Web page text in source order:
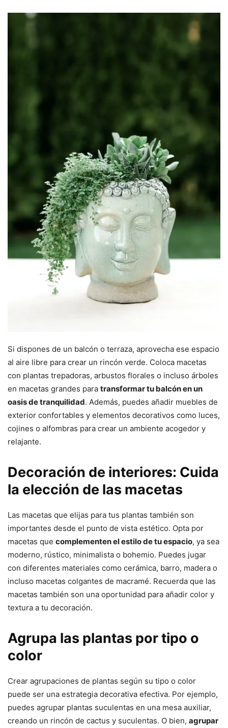
Si dispones de un balcón o terraza, aprovecha ese espacio
al aire libre para crear un rincón verde. Coloca macetas
con plantas trepadoras, arbustos florales o incluso árboles
en macetas grandes para transformar tu balcón en un
oasis de tranquilidad. Además, puedes añadir muebles de
exterior confortables y elementos decorativos como luces,
cojines o alfombras para crear un ambiente acogedor y
relajante.
Decoración de interiores: Cuida
la elección de las macetas
Las macetas que elijas para tus plantas también son
importantes desde el punto de vista estético. Opta por
macetas que complementen el estilo de tu espacio, ya sea
moderno, rústico, minimalista o bohemio. Puedes jugar
con diferentes materiales como cerámica, barro, madera o
incluso macetas colgantes de macramé. Recuerda que las
macetas también son una oportunidad para añadir color y
textura a tu decoración.
Agrupa las plantas por tipo o
color
Crear agrupaciones de plantas según su tipo o color
puede ser una estrategia decorativa efectiva. Por ejemplo,
puedes agrupar plantas suculentas en una mesa auxiliar,
creando un rincón de cactus y suculentas. O bien, agrupar